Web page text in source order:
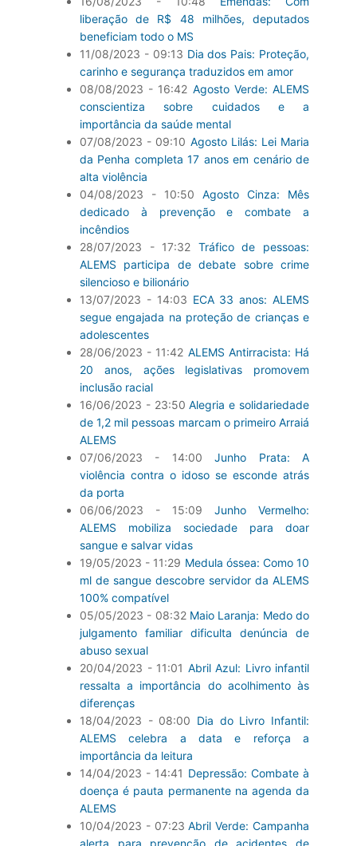
liberação de R$ 48 milhões, deputados
beneficiam todo o MS
11/08/2023 - 09:13 Dia dos Pais: Proteção,
carinho e segurança traduzidos em amor
08/08/2023 - 16:42 Agosto Verde: ALEMS
conscientiza sobre cuidados e a
importância da saúde mental
07/08/2023 - 09:10 Agosto Lilás: Lei Maria
da Penha completa 17 anos em cenário de
alta violência
04/08/2023 - 10:50 Agosto Cinza: Mês
dedicado à prevenção e combate a
incêndios
28/07/2023 - 17:32 Tráfico de pessoas:
ALEMS participa de debate sobre crime
silencioso e bilionário
13/07/2023 - 14:03 ECA 33 anos: ALEMS
segue engajada na proteção de crianças e
adolescentes
28/06/2023 - 11:42 ALEMS Antirracista: Há
20 anos, ações legislativas promovem
inclusão racial
16/06/2023 - 23:50Alegria e solidariedade
de 1,2 mil pessoas marcam o primeiro Arraiá
ALEMS
07/06/2023 - 14:00Junho Prata: A
violência contra o idoso se esconde atrás
da porta
06/06/2023 - 15:09 Junho Vermelho:
ALEMS mobiliza sociedade para doar
sangue e salvar vidas
19/05/2023 - 11:29 Medula óssea: Como 10
ml de sangue descobre servidor da ALEMS
100% compatível
05/05/2023 - 08:32 Maio Laranja: Medo do
julgamento familiar dificulta denúncia de
abuso sexual
20/04/2023 - 11:01 Abril Azul: Livro infantil
ressalta a importância do acolhimento às
diferenças
18/04/2023 - 08:00 Dia do Livro Infantil:
ALEMS celebra a data e reforça a
importância da leitura
14/04/2023 - 14:41 Depressão: Combate à
doença é pauta permanente na agenda da
ALEMS
10/04/2023 - 07:23Abril Verde: Campanha
alerta para prevenção de acidentes de